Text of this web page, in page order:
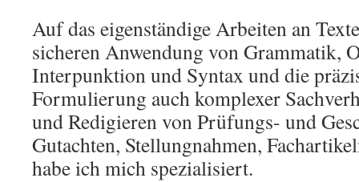
Auf das eigenständige Arbeiten an
sicheren Anwendung von Grammatik,
Interpunktion und Syntax und die
Formulierung auch komplexer
und Redigieren von Prüfungs- und
Gutachten, Stellungnahmen,
habe ich mich spezialisiert.